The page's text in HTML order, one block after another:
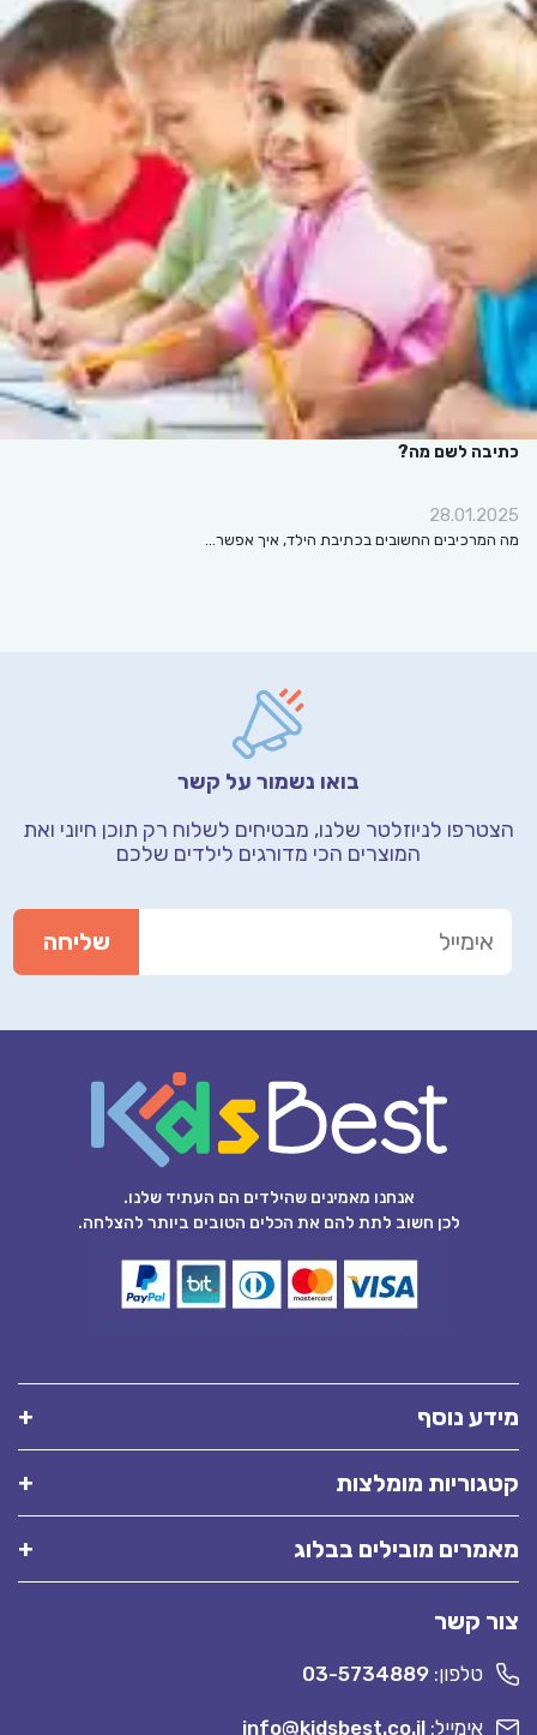
כתיבה לשם מה?
28.01.2025
מה המרכיבים החשובים בכתיבת הילד, איך אפשר…
בואו נשמור על קשר
הצטרפו לניוזלטר שלנו, מבטיחים לשלוח רק תוכן חיוני ואת
המוצרים הכי מדורגים לילדים שלכם
אנחנו מאמינים שהילדים הם העתיד שלנו.
לכן חשוב לתת להם את הכלים הטובים ביותר להצלחה.
מידע נוסף
קטגוריות מומלצות
מאמרים מובילים בבלוג
צור קשר
טלפון: 03-5734889
אימייל: info@kidsbest.co.il